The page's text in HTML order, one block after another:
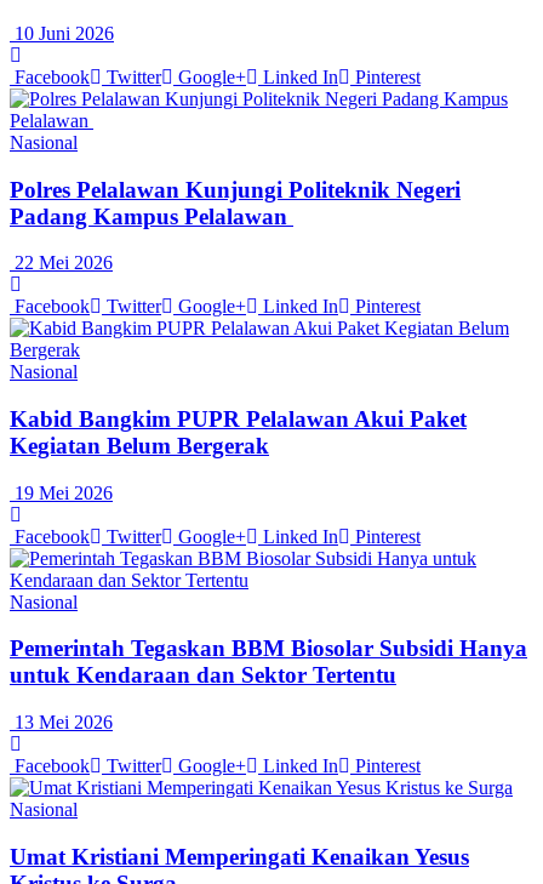
10 Juni 2026
Facebook Twitter Google+ Linked In Pinterest
Nasional
Polres Pelalawan Kunjungi Politeknik Negeri
Padang Kampus Pelalawan
22 Mei 2026
Facebook Twitter Google+ Linked In Pinterest
Nasional
Kabid Bangkim PUPR Pelalawan Akui Paket
Kegiatan Belum Bergerak
19 Mei 2026
Facebook Twitter Google+ Linked In Pinterest
Nasional
Pemerintah Tegaskan BBM Biosolar Subsidi Hanya
untuk Kendaraan dan Sektor Tertentu
13 Mei 2026
Facebook Twitter Google+ Linked In Pinterest
Nasional
Umat Kristiani Memperingati Kenaikan Yesus